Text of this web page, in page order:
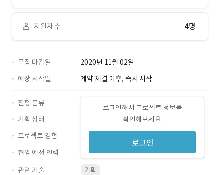
지원자 수 4명
모집 마감일
2020년 11월 02일
예상 시작일
계약 체결 이후, 즉시 시작
로그인해서 프로젝트 정보를
확인해보세요.
로그인
진행 분류
기획 상태
프로젝트 경험
협업 예정 인력
관련 기술
기획